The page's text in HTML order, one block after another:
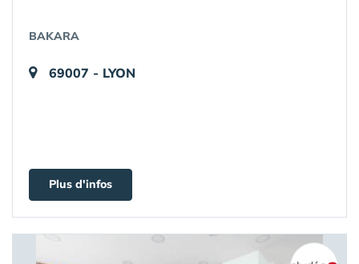
BAKARA
69007 - LYON
Plus d'infos